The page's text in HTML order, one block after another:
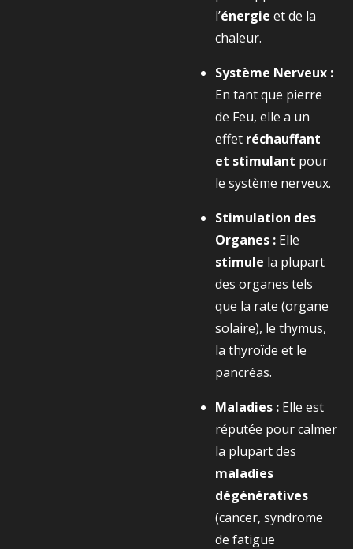
l’énergie et de la
chaleur.
Système Nerveux :
En tant que pierre
de Feu, elle a un
effet réchauffant
et stimulant pour
le système nerveux.
Stimulation des
Organes : Elle
stimule la plupart
des organes tels
que la rate (organe
solaire), le thymus,
la thyroïde et le
pancréas.
Maladies : Elle est
réputée pour calmer
la plupart des
maladies
dégénératives
(cancer, syndrome
de fatigue